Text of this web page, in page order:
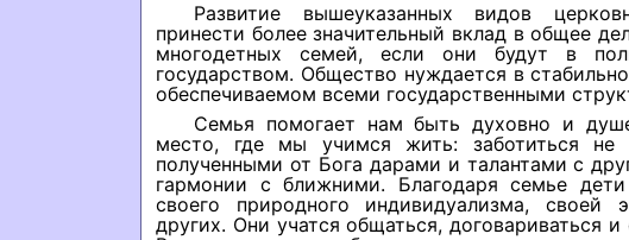
Развитие вышеуказанных видов
принести более значительный вклад в общее
многодетных семей, если они будут в
государством. Общество нуждается в
обеспечиваемом всеми государственными
Семья помогает нам быть духовно и
место, где мы учимся жить: заботиться
полученными от Бога дарами и талантами с
гармонии с ближними. Благодаря семье
своего природного индивидуализма, своей
других. Они учатся общаться, договариваться